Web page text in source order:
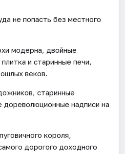
не попасть без местного
модерна, двойные
и старинные печи,
веков.
старинные
дореволюционные надписи на
короля,
дорогого доходного